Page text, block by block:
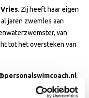
. Zij heeft haar eigen
jaren zwemles aan
van
tot het oversteken van
.